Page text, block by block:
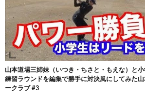
山本道場三姉妹（いつき・ちさと・もえな）と
練習ラウンドを編集で勝手に対決風にしてみた
ークラブ #3